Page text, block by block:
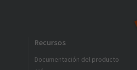
Recursos
Documentación del producto